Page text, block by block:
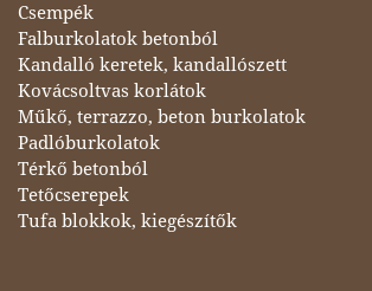
Csempék
Falburkolatok betonból
Kandalló keretek, kandallószett
Kovácsoltvas korlátok
Műkő, terrazzo, beton burkolatok
Padlóburkolatok
Térkő betonból
Tetőcserepek
Tufa blokkok, kiegészítők